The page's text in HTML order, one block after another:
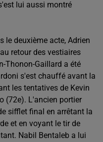
lui aussi montré
le deuxième acte, Adrien
retour des vestiaires
Thonon-Gaillard a été
s'est chauffé avant la
les tentatives de Kevin
(72e). L'ancien portier
sifflet final en arrêtant la
et en voyant le tir de
Nabil Bentaleb a lui